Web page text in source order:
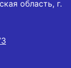
область, г.